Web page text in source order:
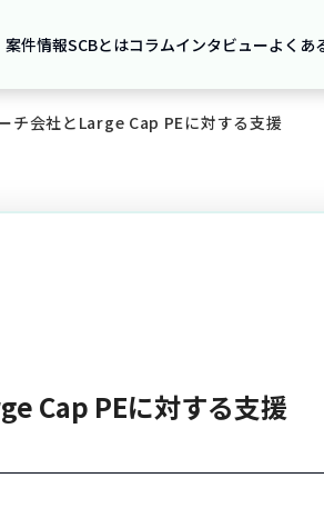
案件情報SCBとはコラムインタビューよくあ
チ会社とLarge Cap PEに対する支援
Cap PEに対する支援